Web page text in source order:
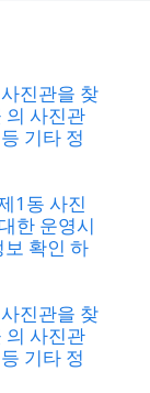
진관을 찾
의 사진관
기타 정
1동 사진
한 운영시
확인 하
진관을 찾
의 사진관
기타 정